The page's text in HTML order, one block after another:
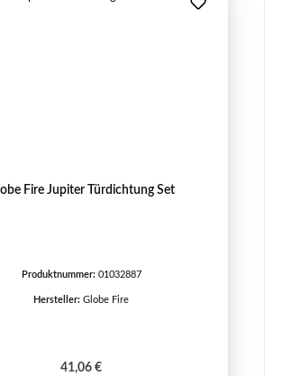
Fire Jupiter Türdichtung Set
Produktnummer: 01032887
Hersteller: Globe Fire
Regulärer Preis:
41,06 €